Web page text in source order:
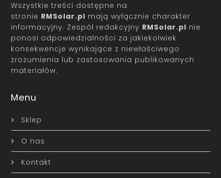
Wszystkie treści dostępne na
stronie RMSolar.pl mają wyłącznie charakter
informacyjny. Zespół redakcyjny RMSolar.pl nie
ponosi odpowiedzialności za jakiekolwiek
konsekwencje wynikające z niewłaściwego
zrozumienia lub zastosowania publikowanych
materiałów.
Menu
Sklep
O nas
Kontakt